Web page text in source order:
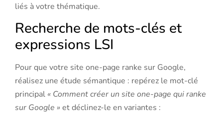
liés à votre thématique.
Recherche de mots-clés et
expressions LSI
Pour que votre site one-page ranke sur Google,
réalisez une étude sémantique : repérez le mot-clé
principal « Comment créer un site one-page qui ranke
sur Google »et déclinez-le en variantes :